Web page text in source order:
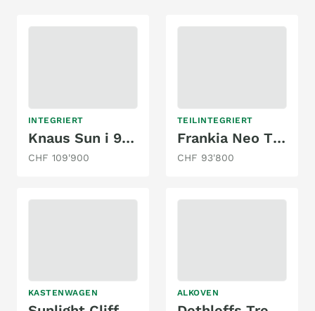
INTEGRIERT
Knaus Sun i 900 LEG
CHF 109'900
TEILINTEGRIERT
Frankia Neo T 7 GDK NEO 3,5 t Black-Line
CHF 93'800
KASTENWAGEN ALKOVEN